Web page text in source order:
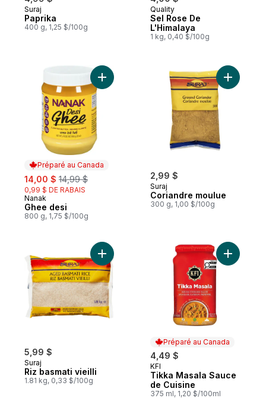
Suraj
Paprika
400 g, 1,25 $/100g
Quality
Sel Rose De
L'Himalaya
1 kg, 0,40 $/100g
Préparé au Canada
sale:
14,00 $ , formerly:
14,99 $
0,99 $ DE RABAIS
Préparé au Canada
Nanak
Ghee desi
800 g, 1,75 $/100g
Ajouter Ghee desi au panier
2,99 $
Suraj
Coriandre moulue
300 g, 1,00 $/100g
Ajouter
5,99 $
Suraj
Riz basmati vieilli
1.81 kg, 0,33 $/100g
Ajouter Riz basmati vieilli au panier
Préparé au Canada
4,49 $
Préparé au Canada
KFI
Tikka Masala Sauce
de Cuisine
375 ml, 1,20 $/100ml
Ajouter